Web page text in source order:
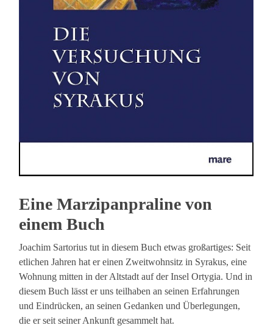
Eine Marzipanpraline von
einem Buch
Joachim Sartorius tut in diesem Buch etwas großartiges: Seit
etlichen Jahren hat er einen Zweitwohnsitz in Syrakus, eine
Wohnung mitten in der Altstadt auf der Insel Ortygia. Und in
diesem Buch lässt er uns teilhaben an seinen Erfahrungen
und Eindrücken, an seinen Gedanken und Überlegungen,
die er seit seiner Ankunft gesammelt hat.